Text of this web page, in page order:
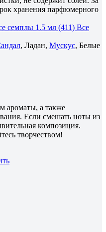
хранения парфюмерного
семплы 1.5 мл (411) Все
, Ладан, Мускус, Белые
ароматы, а также
Если смешать ноты из
композиция.
творчеством!